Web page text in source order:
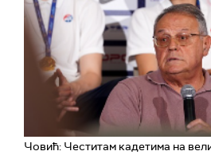
Човић: Честитам кадетима на